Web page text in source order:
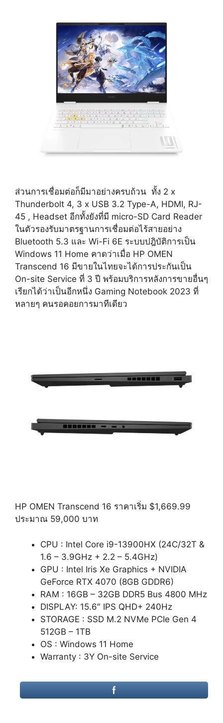
ส่วนการเชื่อมต่อก็มีมาอย่างครบถ้วน ทั้ง 2 x
Thunderbolt 4, 3 x USB 3.2 Type-A, HDMI, RJ-
45 , Headset อีกทั้งยังที่มี micro-SD Card Reader
ในตัวรองรับมาตรฐานการเชื่อมต่อไร้สายอย่าง
Bluetooth 5.3 และ Wi-Fi 6E ระบบปฎิบัติการเป็น
Windows 11 Home คาดว่าเมื่อ HP OMEN
Transcend 16 มีขายในไทยจะได้การประกันเป็น
On-site Service ที่ 3 ปี พร้อมบริการหลังการขายอื่นๆ
เรียกได้ว่าเป็นอีกหนึ่ง Gaming Notebook 2023 ที่
หลายๆ คนรอคอยการมาทีเดียว
HP OMEN Transcend 16 ราคาเริ่ม $1,669.99
ประมาณ 59,000 บาท
CPU : Intel Core i9-13900HX (24C/32T &
1.6 – 3.9GHz + 2.2 – 5.4GHz)
GPU : Intel Iris Xe Graphics + NVIDIA
GeForce RTX 4070 (8GB GDDR6)
RAM : 16GB – 32GB DDR5 Bus 4800 MHz
DISPLAY: 15.6″ IPS QHD+ 240Hz
STORAGE : SSD M.2 NVMe PCIe Gen 4
512GB – 1TB
OS : Windows 11 Home
Warranty : 3Y On-site Service